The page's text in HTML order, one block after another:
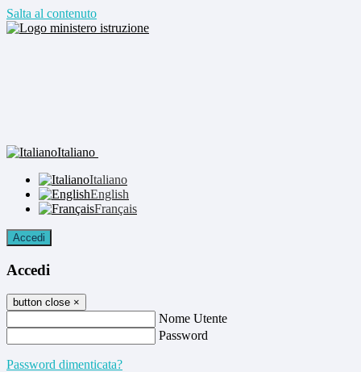
Salta al contenuto
Italiano
Italiano
English
Français
Accedi
Accedi
button close ×
Nome Utente
Password
Password dimenticata?